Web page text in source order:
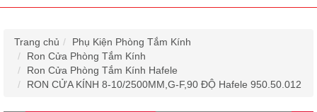
Trang chủ
Phụ Kiện Phòng Tắm Kính
Ron Cửa Phòng Tắm Kính
Ron Cửa Phòng Tắm Kính Hafele
RON CỬA KÍNH 8-10/2500MM,G-F,90 ĐỘ Hafele 950.50.012